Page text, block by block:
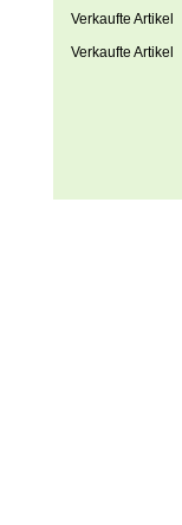
Verkaufte Artikel
Verkaufte Artikel